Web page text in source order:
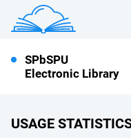
SPbSPU
Electronic Library
USAGE